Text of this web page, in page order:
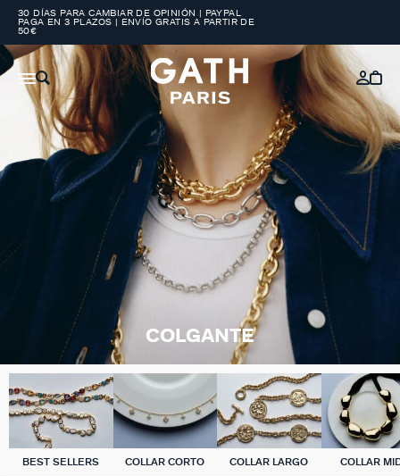
30 DÍAS PARA CAMBIAR DE OPINIÓN | PAYPAL
PAGA EN 3 PLAZOS | ENVÍO GRATIS A PARTIR DE
50€
COLGANTE
BEST SELLERS COLLAR CORTO COLLAR LARGO COLLAR